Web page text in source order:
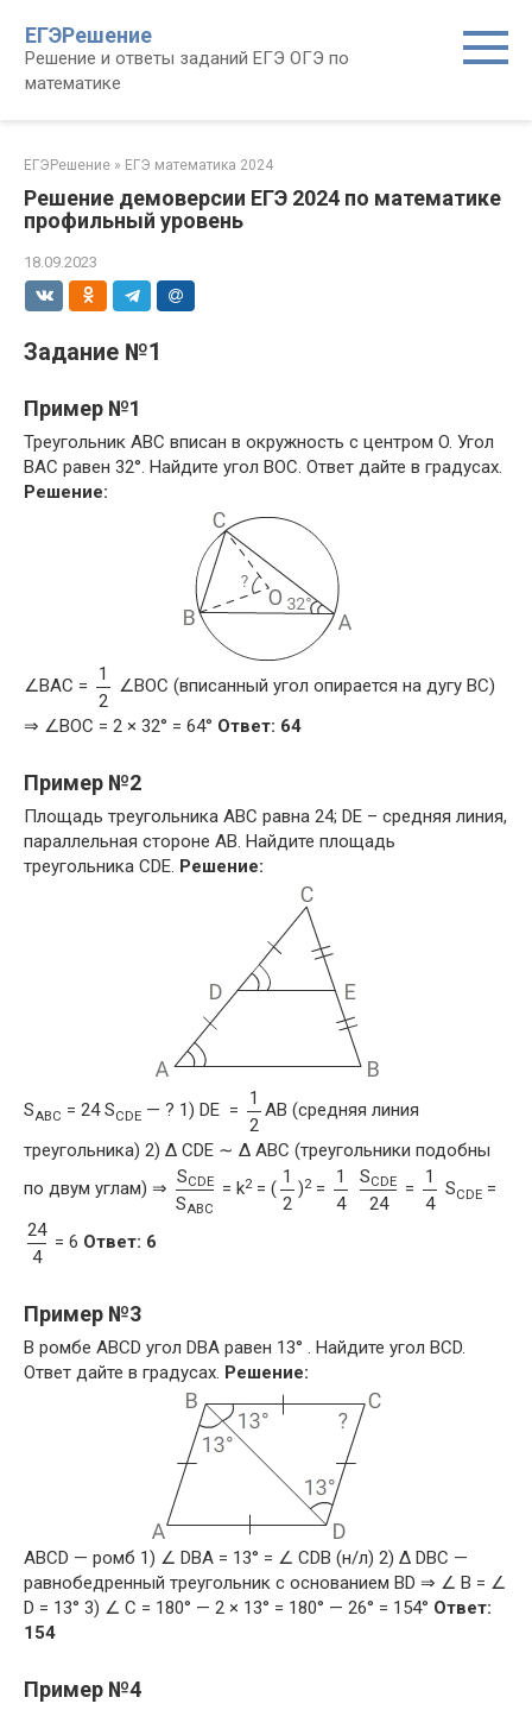
контенту
ЕГЭРешение
Решение и ответы заданий ЕГЭ ОГЭ по
математике
ЕГЭРешение » ЕГЭ математика 2024
Решение демоверсии ЕГЭ 2024 по математике
профильный уровень
18.09.2023
Задание №1
Пример №1
Треугольник ABC вписан в окружность с центром O. Угол
BAC равен 32°. Найдите угол BOC. Ответ дайте в градусах.
Решение:
∠BAC =
1
2
∠BOC (вписанный угол опирается на дугу BC)
⇒ ∠BOC = 2 × 32° = 64° Ответ: 64
Пример №2
Площадь треугольника ABC равна 24; DE – средняя линия,
параллельная стороне AB. Найдите площадь
треугольника CDE. Решение:
SABC = 24 SCDE — ? 1) DE =
1
2
AB (средняя линия
треугольника) 2) Δ CDE ∼ Δ ABC (треугольники подобны
по двум углам) ⇒
SCDE
SABC
= k2= (
1
2
)2=
1
4
SCDE
24
=
1
4
SCDE =
24
4
= 6 Ответ: 6
Пример №3
В ромбе ABCD угол DBA равен 13° . Найдите угол BCD.
Ответ дайте в градусах. Решение:
ABCD — ромб 1) ∠ DBA = 13° = ∠ CDB (н/л) 2) Δ DBC —
равнобедренный треугольник с основанием BD ⇒ ∠ B = ∠
D = 13° 3) ∠ C = 180° — 2 × 13° = 180° — 26° = 154° Ответ:
154
Пример №4